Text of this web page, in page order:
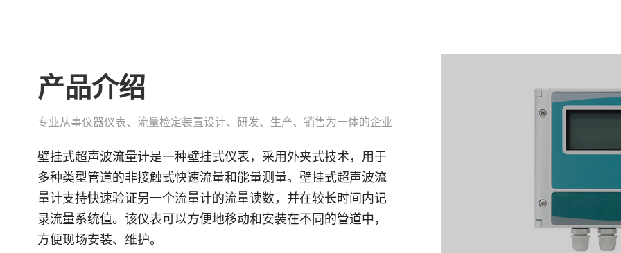
产品介绍
专业从事仪器仪表、流量检定装置设计、研发、生产、销售为一体的企业
壁挂式超声波流量计是一种壁挂式仪表，采用外夹式技术，用于
多种类型管道的非接触式快速流量和能量测量。壁挂式超声波流
量计支持快速验证另一个流量计的流量读数，并在较长时间内记
录流量系统值。该仪表可以方便地移动和安装在不同的管道中，
方便现场安装、维护。